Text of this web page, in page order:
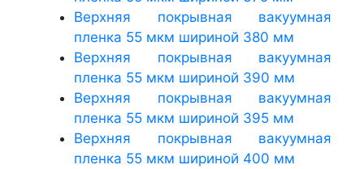
Верхняя покрывная вакуумная
пленка 55 мкм шириной 380 мм
Верхняя покрывная вакуумная
пленка 55 мкм шириной 390 мм
Верхняя покрывная вакуумная
пленка 55 мкм шириной 395 мм
Верхняя покрывная вакуумная
пленка 55 мкм шириной 400 мм